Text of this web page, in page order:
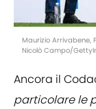
Maurizio Arrivabene,
Nicolò Campo/
Ancora il
particolare le